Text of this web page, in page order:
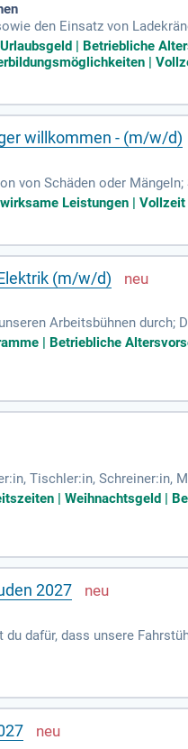
den Einsatz von
verantwortungsvoll; Du
| Betriebliche
|
willkommen - (m/w/d)
von Schäden oder
Unterstützung
Leistungen | Vollzeit
(m/w/d)
Arbeitsbühnen
Du führst
| Betriebliche
Tischler:in, Schreiner:in,
Klasse B; Möglichkeit zur
| Weihnachtsgeld |
2027
dafür, dass unsere
dir auch vermittelt.